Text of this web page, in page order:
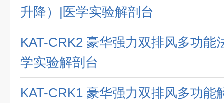
升降）|医学实验解剖台
KAT-CRK2 豪华强力双排风多功能
学实验解剖台
KAT-CRK1 豪华强力双排风多功能